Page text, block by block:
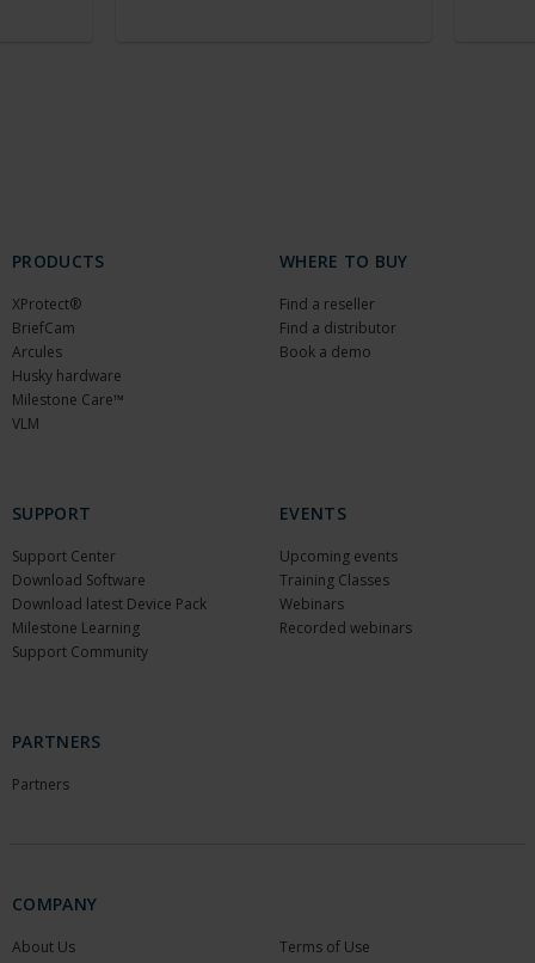
PRODUCTS
XProtect®
BriefCam
Arcules
Husky hardware
Milestone Care™
VLM
WHERE TO BUY
Find a reseller
Find a distributor
Book a demo
SUPPORT
Support Center
Download Software
Download latest Device Pack
Milestone Learning
Support Community
EVENTS
Upcoming events
Training Classes
Webinars
Recorded webinars
PARTNERS
Partners
COMPANY
About Us
Terms of Use